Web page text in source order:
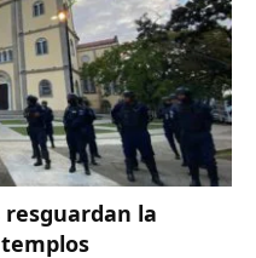
resguardan la